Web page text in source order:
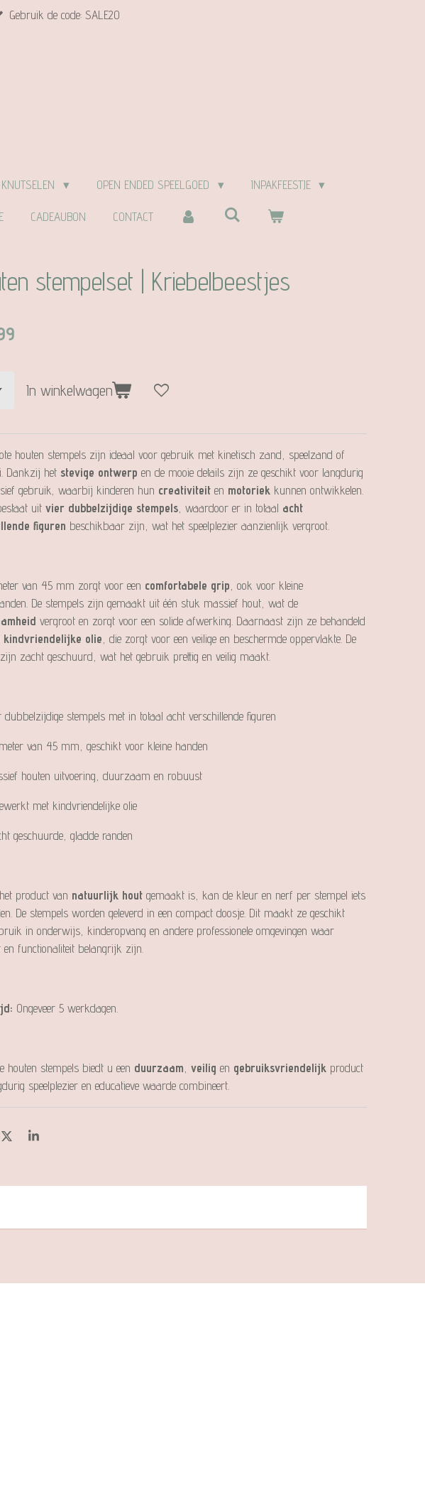
Gebruik de code: SALE20
OPEN ENDED SPEELGOED INPAKFEESTJE
CADEAUBON CONTACT
stempelset | Kriebelbeestjes
In winkelwagen
houten stempels zijn ideaal voor gebruik met kinetisch zand, speelzand of
Dankzij het stevige ontwerp en de mooie details zijn ze geschikt voor langdurig
gebruik, waarbij kinderen hun creativiteit en motoriek kunnen ontwikkelen.
uit vier dubbelzijdige stempels , waardoor er in totaal acht
figuren beschikbaar zijn, wat het speelplezier aanzienlijk vergroot.
van 45 mm zorgt voor een comfortabele grip , ook voor kleine
De stempels zijn gemaakt uit één stuk massief hout, wat de
vergroot en zorgt voor een solide afwerking. Daarnaast zijn ze behandeld
kindvriendelijke olie , die zorgt voor een veilige en beschermde oppervlakte. De
zacht geschuurd, wat het gebruik prettig en veilig maakt.
dubbelzijdige stempels met in totaal acht verschillende figuren
van 45 mm, geschikt voor kleine handen
houten uitvoering, duurzaam en robuust
met kindvriendelijke olie
geschuurde, gladde randen
product van natuurlijk hout gemaakt is, kan de kleur en nerf per stempel iets
De stempels worden geleverd in een compact doosje. Dit maakt ze geschikt
in onderwijs, kinderopvang en andere professionele omgevingen waar
en functionaliteit belangrijk zijn.
Ongeveer 5 werkdagen.
houten stempels biedt u een duurzaam veilig en gebruiksvriendelijk product
speelplezier en educatieve waarde combineert.
D
S
e